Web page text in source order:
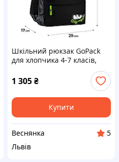
Шкільний рюкзак GoPack
для хлопчика 4-7 класів,
Education Wow Skate GO26-
182M-7
1 305₴
Купити
Веснянка
5
Львів